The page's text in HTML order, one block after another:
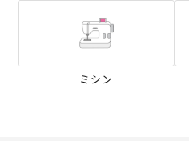
ミシン